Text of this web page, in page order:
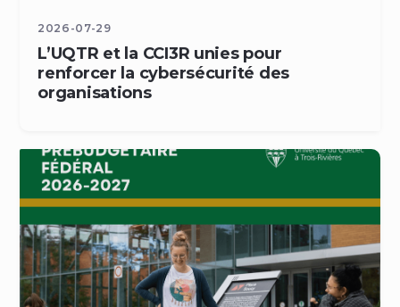
2026-07-29
L’UQTR et la CCI3R unies pour
renforcer la cybersécurité des
organisations